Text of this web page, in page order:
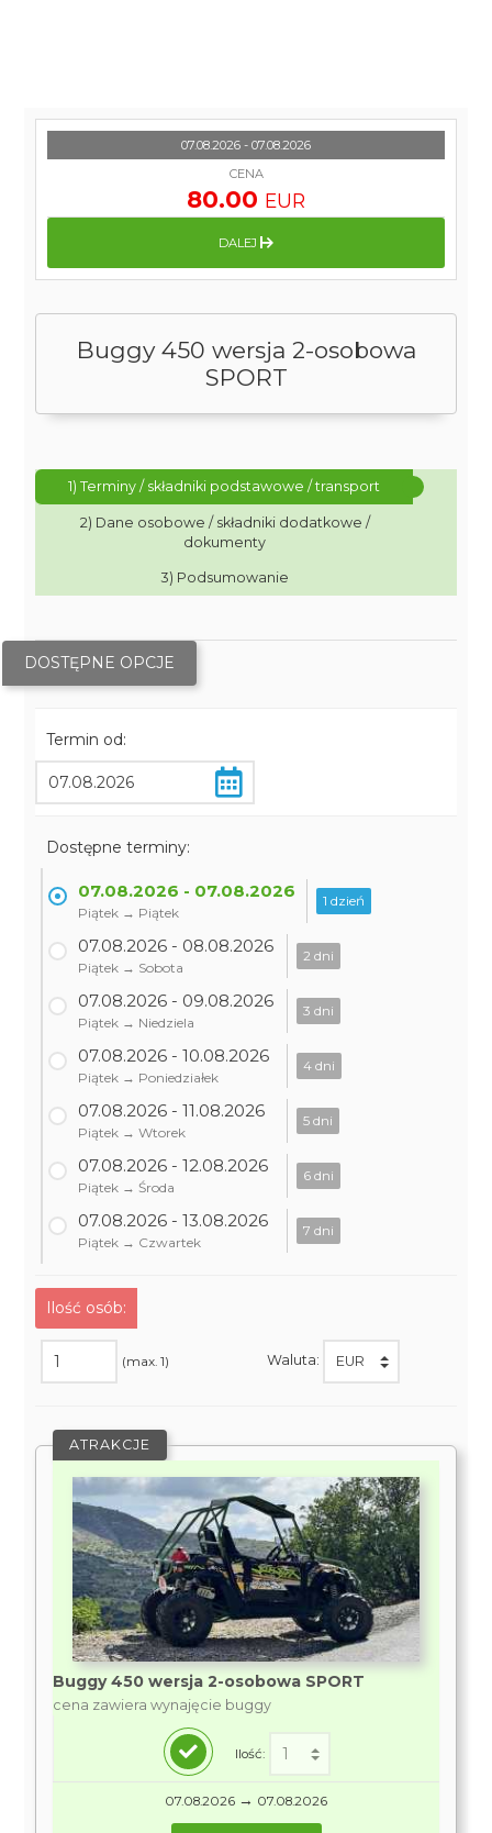
Buggy 450 wersja 2-osobowa
SPORT
1) Terminy / składniki podstawowe / transport
2) Dane osobowe / składniki dodatkowe /
dokumenty
3) Podsumowanie
DOSTĘPNE OPCJE
Termin od:
Dostępne terminy:
07.08.2026 - 07.08.2026
Piątek → Piątek
1 dzień
07.08.2026 - 08.08.2026
Piątek → Sobota
2 dni
07.08.2026 - 09.08.2026
Piątek → Niedziela
3 dni
07.08.2026 - 10.08.2026
Piątek → Poniedziałek
4 dni
07.08.2026 - 11.08.2026
Piątek → Wtorek
5 dni
07.08.2026 - 12.08.2026
Piątek → Środa
6 dni
07.08.2026 - 13.08.2026
Piątek → Czwartek
7 dni
Ilość osób:
(max. 1) Waluta:
ATRAKCJE
Buggy 450 wersja 2-osobowa SPORT
cena zawiera wynajęcie buggy
Ilość:
07.08.2026 → 07.08.2026
07.08.2026 - 07.08.2026
CENA
80.00 EUR
DALEJ